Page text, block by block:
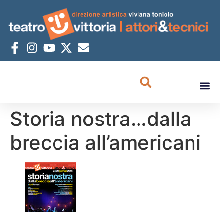
Storia nostra…dalla
breccia all’americani